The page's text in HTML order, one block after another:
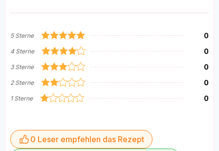
5 Sterne 0
4 Sterne 0
3 Sterne 0
2 Sterne 0
1 Sterne 0
0 Leser empfehlen das Rezept